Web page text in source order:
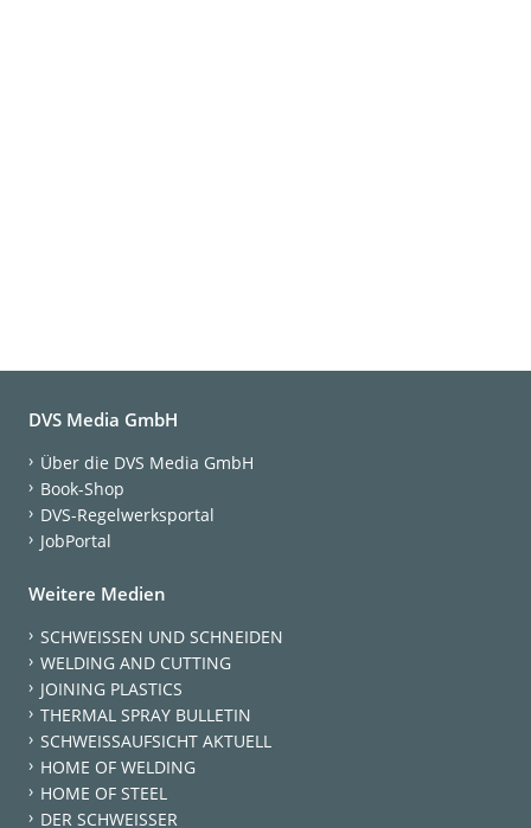
DVS Media GmbH
Über die DVS Media GmbH
Book-Shop
DVS-Regelwerksportal
JobPortal
Weitere Medien
SCHWEISSEN UND SCHNEIDEN
WELDING AND CUTTING
JOINING PLASTICS
THERMAL SPRAY BULLETIN
SCHWEISSAUFSICHT AKTUELL
HOME OF WELDING
HOME OF STEEL
DER SCHWEISSER